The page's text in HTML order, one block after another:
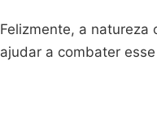
Felizmente, a natureza
ajudar a combater